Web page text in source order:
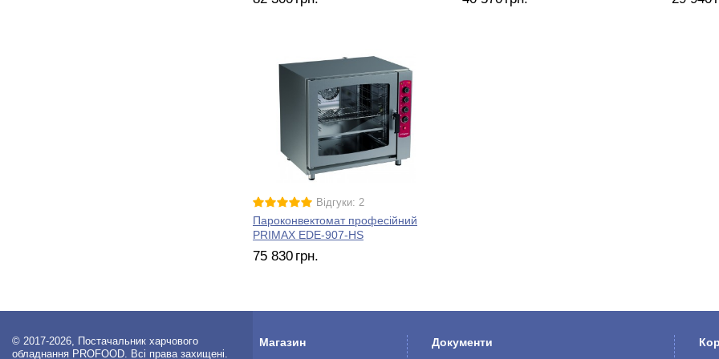
Відгуки: 2
Пароконвектомат професійний
PRIMAX EDE-907-HS
75 830 грн.
© 2017-2026, Постачальник харчового
обладнання PROFOOD. Всі права захищені.
Магазин Документи